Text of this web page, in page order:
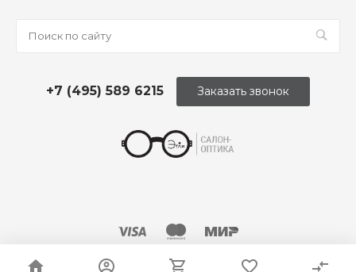
+7 (495) 589 6215 Заказать звонок